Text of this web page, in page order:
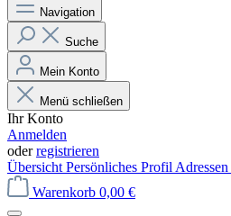
Navigation
Suche
Mein Konto
Menü schließen
Ihr Konto
Anmelden
oderregistrieren
Übersicht Persönliches Profil Adressen
Warenkorb 0,00 €